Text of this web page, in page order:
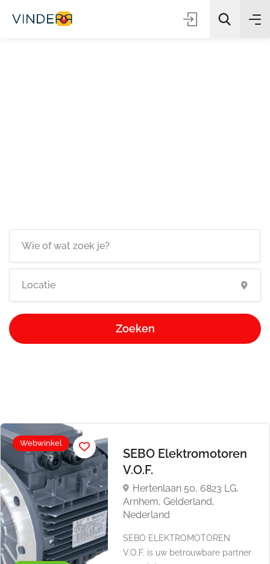
Zoeken
Webwinkel
SEBO Elektromotoren
V.O.F.
Hertenlaan 50, 6823 LG,
Arnhem, Gelderland,
Nederland
SEBO ELEKTROMOTOREN
V.O.F. is uw betrouwbare partner